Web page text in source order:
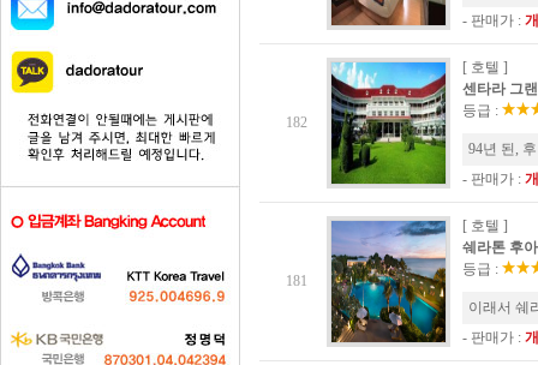
- 판매가 :
182
[ 호텔 ]
센타라 그
등급 :
94년 된,
- 판매가 :
181
[ 호텔 ]
쉐라톤 후
등급 :
이래서 쉐
- 판매가 :